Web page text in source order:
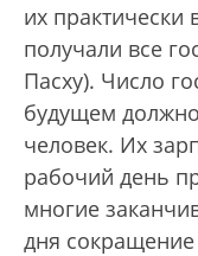
их практически
получали все
Пасху). Число
будущем
человек. Их
рабочий день
многие
дня